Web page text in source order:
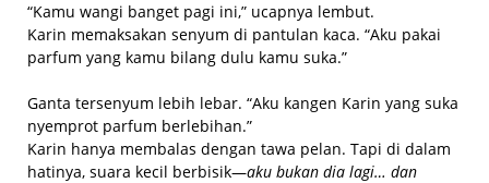
“Kamu wangi banget pagi ini,” ucapnya lembut.
Karin memaksakan senyum di pantulan kaca. “Aku pakai
parfum yang kamu bilang dulu kamu suka.”
Ganta tersenyum lebih lebar. “Aku kangen Karin yang suka
nyemprot parfum berlebihan.”
Karin hanya membalas dengan tawa pelan. Tapi di dalam
hatinya, suara kecil berbisik—aku bukan dia lagi… dan